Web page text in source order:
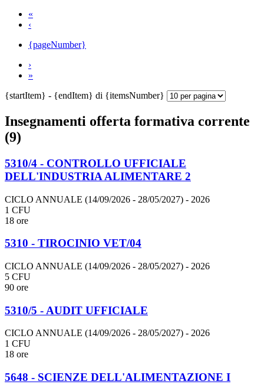
«
‹
{pageNumber}
›
»
{startItem} - {endItem} di {itemsNumber}
Insegnamenti offerta formativa corrente
(9)
5310/4 - CONTROLLO UFFICIALE
DELL'INDUSTRIA ALIMENTARE 2
CICLO ANNUALE (14/09/2026 - 28/05/2027) - 2026
1 CFU
18 ore
5310 - TIROCINIO VET/04
CICLO ANNUALE (14/09/2026 - 28/05/2027) - 2026
5 CFU
90 ore
5310/5 - AUDIT UFFICIALE
CICLO ANNUALE (14/09/2026 - 28/05/2027) - 2026
1 CFU
18 ore
5648 - SCIENZE DELL'ALIMENTAZIONE I